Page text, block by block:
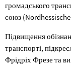
громадського
союз
Підвищення
транспорті,
Фрідріх Фрезе та